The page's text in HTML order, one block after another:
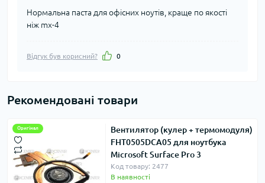
Нормальна паста для офісних ноутів, краще по якості
ніж mx-4
Відгук був корисний? 0
Рекомендовані товари
Оригінал
Вентилятор (кулер + термомодуля)
FHT0505DCA05 для ноутбука
Microsoft Surface Pro 3
Код товару: 2477
В наявності